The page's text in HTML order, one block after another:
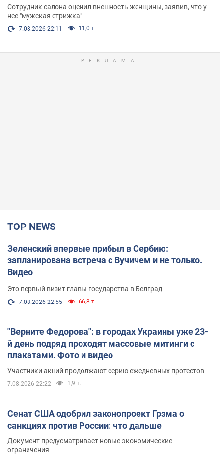
Сотрудник салона оценил внешность женщины, заявив, что у
нее "мужская стрижка"
7.08.2026 22:11 11,0 т.
TOP NEWS
Зеленский впервые прибыл в Сербию:
запланирована встреча с Вучичем и не только.
Видео
Это первый визит главы государства в Белград
7.08.2026 22:55 66,8 т.
"Верните Федорова": в городах Украины уже 23-
й день подряд проходят массовые митинги с
плакатами. Фото и видео
Участники акций продолжают серию ежедневных протестов
7.08.2026 22:22 1,9 т.
Сенат США одобрил законопроект Грэма о
санкциях против России: что дальше
Документ предусматривает новые экономические
ограничения